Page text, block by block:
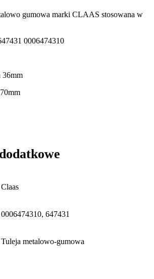
gumowa marki CLAAS stosowana w
0006474310
36mm
Claas
0006474310, 647431
Tuleja metalowo-gumowa